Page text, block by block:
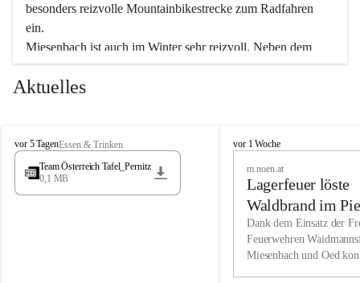
besonders reizvolle Mountainbikestrecke zum Radfahren
ein.
Miesenbach ist auch im Winter sehr reizvoll. Neben dem
Eisstockschießen gibt es auf dem nahe gelegenen Unterberg
wunderschöne Naturschneepisten, die zum Schifahren oder
vielfältige Angebot unserer Kulturvereine.
Überzeugen Sie sich selbst, dass Sie in Miesenbach sowie
in den Beherbergungsbetrieben, Gaststätten und urigen
Wir kennen Miesenbach als lebens- und liebenswerten Ort.
Tradition und Innovation werden ebenso groß geschrieben
Aktuelles
M
i
s
vor 5 TagenEssen & Trinken
Team Österreich Tafel_Pernitz
0,1 MB
M
h
vor 1 Woche
m.noen.at
Lagerfeuer löste
Waldbrand im
aus
Dank dem Einsatz der
Feuerwehren
Miesenbach und Oed